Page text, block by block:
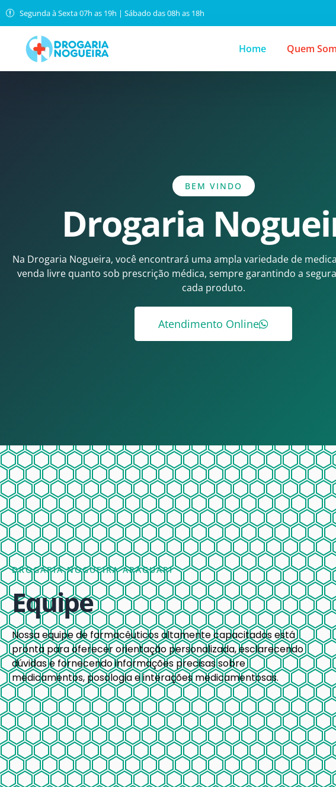
Segunda à Sexta 07h as 19h | Sábado das 08h as 18h
Home Quem
BEM VINDO
Drogaria
Na Drogaria Nogueira, você encontrará uma ampla variedade de
venda livre quanto sob prescrição médica, sempre garantindo a
cada produto.
Atendimento Online
DROGARIA NOGUEIRA ARAGUARI
Equipe
Nossa equipe de farmacêuticos altamente capacitados está
pronta para oferecer orientação personalizada, esclarecendo
dúvidas e fornecendo informações precisas sobre
medicamentos, posologia e interações medicamentosas.